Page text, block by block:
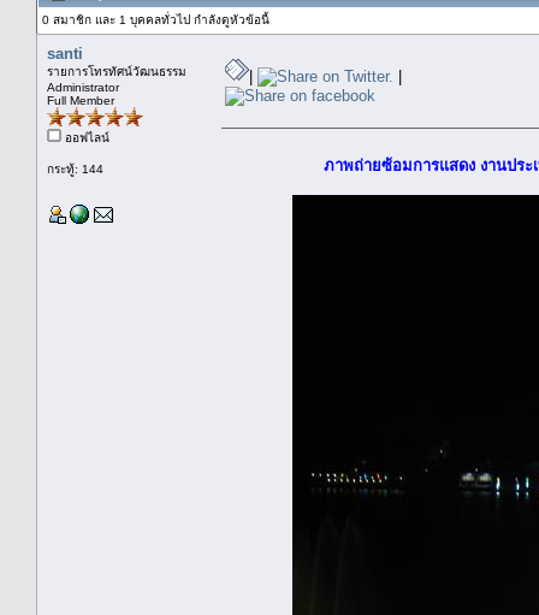
0 สมาชิก และ 1 บุคคลทั่วไป กำลังดูหัวข้อนี้
santi
รายการโทรทัศน์วัฒนธรรม
Administrator
Full Member
ออฟไลน์
กระทู้: 144
| |
ภาพถ่ายซ้อมการแสดง งานปร